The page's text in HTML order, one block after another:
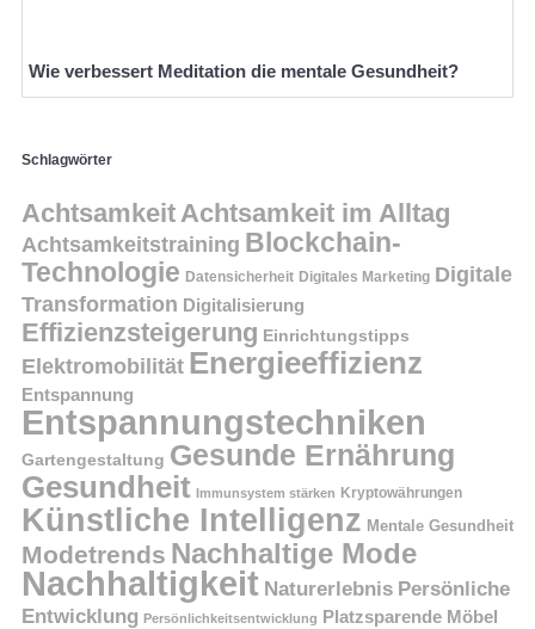
Wie verbessert Meditation die mentale Gesundheit?
Schlagwörter
Achtsamkeit Achtsamkeit im Alltag
Achtsamkeitstraining Blockchain-
Technologie Datensicherheit Digitales Marketing Digitale
Transformation Digitalisierung
Effizienzsteigerung Einrichtungstipps
Elektromobilität Energieeffizienz
Entspannung
Entspannungstechniken
Gartengestaltung Gesunde Ernährung
Gesundheit Immunsystem stärken Kryptowährungen
Künstliche Intelligenz Mentale Gesundheit
Modetrends Nachhaltige Mode
Nachhaltigkeit Naturerlebnis Persönliche
Entwicklung Persönlichkeitsentwicklung Platzsparende Möbel